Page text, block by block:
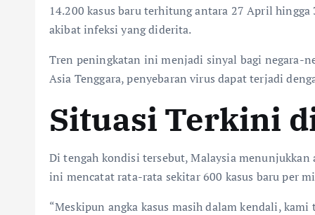
14.200 kasus baru terhitung antara 27 April
akibat infeksi yang diderita.
Tren peningkatan ini menjadi sinyal bagi negara-
Asia Tenggara, penyebaran virus dapat terjadi
Situasi Terkini
Di tengah kondisi tersebut, Malaysia menunjukkan
ini mencatat rata-rata sekitar 600 kasus baru per
“Meskipun angka kasus masih dalam kendali,